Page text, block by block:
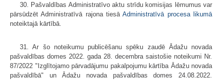
30. Pašvaldības Administratīvo aktu strīdu komisijas lēmumus var
pārsūdzēt Administratīvā rajona tiesāAdministratīvā procesa likumā
noteiktajā kārtībā.
31. Ar šo noteikumu publicēšanu spēku zaudē Ādažu novada
pašvaldības domes 2022. gada 28. decembra saistošie noteikumi Nr.
87/2022 "Izglītojamo pārvadājumu pakalpojumu kārtība Ādažu novada
pašvaldībā" un Ādažu novada pašvaldības domes 24.08.2022.